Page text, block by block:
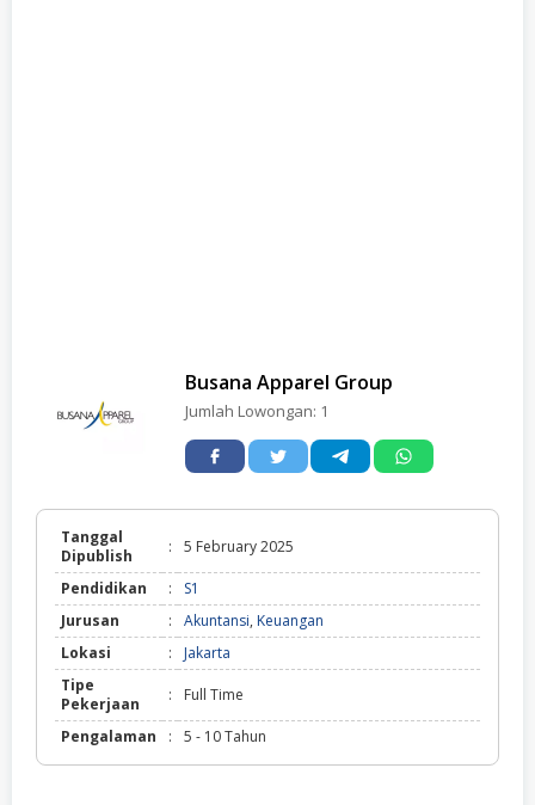
Busana Apparel Group
Jumlah Lowongan: 1
Tanggal
Dipublish
: 5 February 2025
Pendidikan :
S1
Jurusan
: Akuntansi, Keuangan
Lokasi
:
Jakarta
Tipe
Pekerjaan
: Full Time
Pengalaman : 5 - 10 Tahun